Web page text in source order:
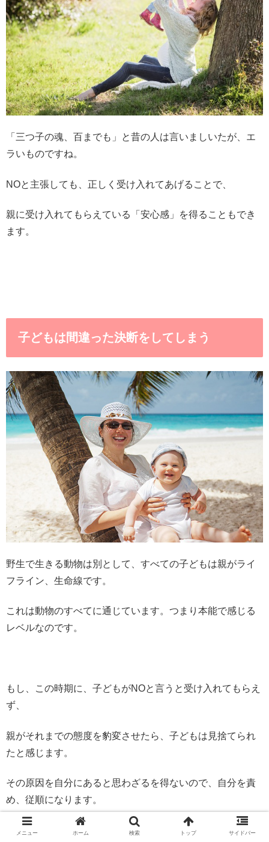
「三つ子の魂、百までも」と昔の人は言いましいたが、エ
ラいものですね。
NOと主張しても、正しく受け入れてあげることで、
親に受け入れてもらえている「安心感」を得ることもでき
ます。
子どもは間違った決断をしてしまう
野生で生きる動物は別として、すべての子どもは親がライ
フライン、生命線です。
これは動物のすべてに通じています。つまり本能で感じる
レベルなのです。
もし、この時期に、子どもがNOと言うと受け入れてもらえ
ず、
親がそれまでの態度を豹変させたら、子どもは見捨てられ
たと感じます。
その原因を自分にあると思わざるを得ないので、自分を責
め、従順になります。
メニュー ホーム 検索 トップ サイドバー